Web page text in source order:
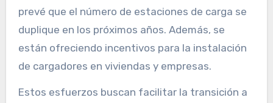
prevé que el número de estaciones de carga se
duplique en los próximos años. Además, se
están ofreciendo incentivos para la instalación
de cargadores en viviendas y empresas.
Estos esfuerzos buscan facilitar la transición a